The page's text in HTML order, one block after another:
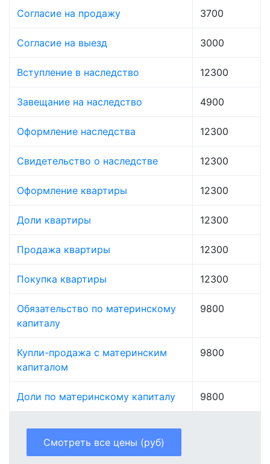
Согласие на продажу 3700
Согласие на выезд 3000
Вступление в наследство 12300
Завещание на наследство 4900
Оформление наследства 12300
Свидетельство о наследстве 12300
Оформление квартиры 12300
Доли квартиры 12300
Продажа квартиры 12300
Покупка квартиры 12300
Обязательство по материнскому
капиталу
9800
Купли-продажа с материнским
капиталом
9800
Доли по материнскому капиталу 9800
Смотреть все цены (руб)